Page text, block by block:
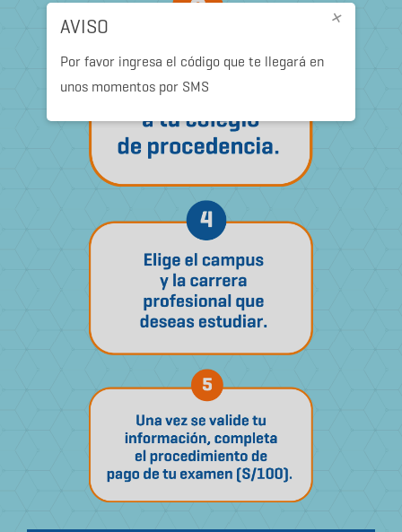
×
AVISO
Por favor ingresa el código que te llegará en
unos momentos por SMS